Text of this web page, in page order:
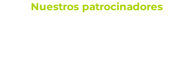
Nuestros patrocinadores